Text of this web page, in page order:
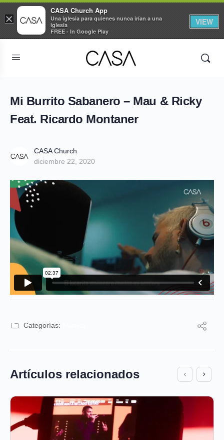
Mi Burrito Sabanero – Mau & Ricky
Feat. Ricardo Montaner
CASA Church
diciembre 22, 2020
Categorías:
Artículos relacionados
×
CASA Church App
Una iglesia para quienes nunca irían a una
iglesia
FREE - In Google Play
VIEW